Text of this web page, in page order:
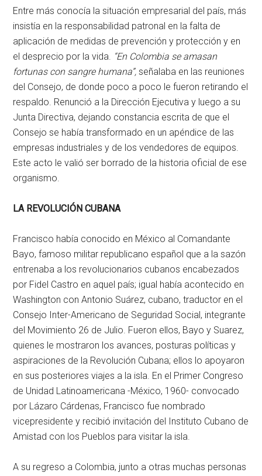
Entre más conocía la situación empresarial del país, más
insistía en la responsabilidad patronal en la falta de
aplicación de medidas de prevención y protección y en
el desprecio por la vida. “En Colombia se amasan
fortunas con sangre humana”,señalaba en las reuniones
del Consejo, de donde poco a poco le fueron retirando el
respaldo. Renunció a la Dirección Ejecutiva y luego a su
Junta Directiva, dejando constancia escrita de que el
Consejo se había transformado en un apéndice de las
empresas industriales y de los vendedores de equipos.
Este acto le valió ser borrado de la historia oficial de ese
organismo.
LA REVOLUCIÓN CUBANA
Francisco había conocido en México al Comandante
Bayo, famoso militar republicano español que a la sazón
entrenaba a los revolucionarios cubanos encabezados
por Fidel Castro en aquel país; igual había acontecido en
Washington con Antonio Suárez, cubano, traductor en el
Consejo Inter-Americano de Seguridad Social, integrante
del Movimiento 26 de Julio. Fueron ellos, Bayo y Suarez,
quienes le mostraron los avances, posturas políticas y
aspiraciones de la Revolución Cubana; ellos lo apoyaron
en sus posteriores viajes a la isla. En el Primer Congreso
de Unidad Latinoamericana -México, 1960- convocado
por Lázaro Cárdenas, Francisco fue nombrado
vicepresidente y recibió invitación del Instituto Cubano de
Amistad con los Pueblos para visitar la isla.
A su regreso a Colombia, junto a otras muchas personas